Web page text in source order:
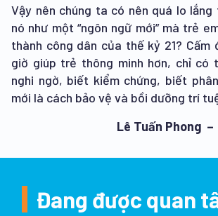
Vậy nên chúng ta có nên quá lo
nó như một “ngôn ngữ mới” mà trẻ
thành công dân của thế kỷ 21? Cấm
giờ giúp trẻ thông minh hơn, chỉ có
nghi ngờ, biết kiểm chứng, biết
mới là cách bảo vệ và bồi dưỡng trí
Lê Tuấn Phong
Đang được quan